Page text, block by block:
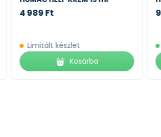
4 989 Ft
Limitált készlet
Kosárba